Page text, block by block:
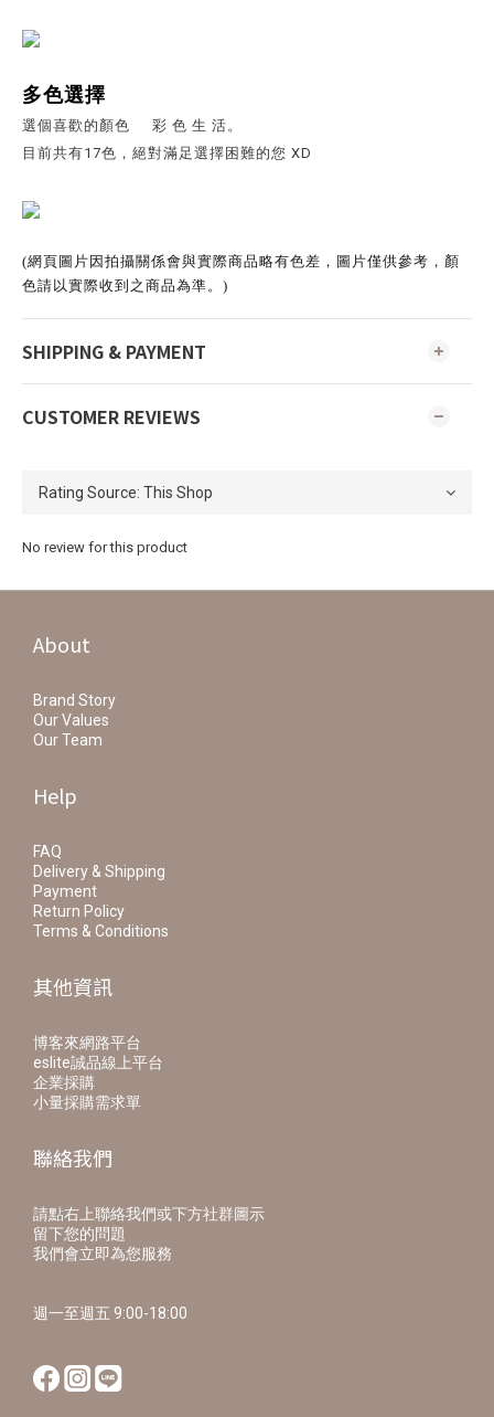
多色選擇
選個喜歡的顏色 彩 色 生 活。
目前共有17色，絕對滿足選擇困難的您 XD
(網頁圖片因拍攝關係會與實際商品略有色差，圖片僅供參考，顏
色請以實際收到之商品為準。)
SHIPPING & PAYMENT
CUSTOMER REVIEWS
No review for this product
About
Brand Story
Our Values
Our Team
Help
FAQ
Delivery & Shipping
Payment
Return Policy
Terms & Conditions
其他資訊
博客來網路平台
eslite誠品線上平台
企業採購
小量採購需求單
聯絡我們
請點右上聯絡我們或下方社群圖示
留下您的問題
我們會立即為您服務
週一至週五 9:00-18:00